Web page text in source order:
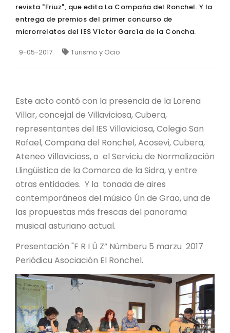
revista "Friuz", que edita La Compaña del Ronchel. Y la
entrega de premios del primer concurso de
microrrelatos del IES Víctor García de la Concha.
9-05-2017 Turismo y Ocio
Este acto contó con la presencia de la Lorena
Villar, concejal de Villaviciosa, Cubera,
representantes del IES Villaviciosa, Colegio San
Rafael, Compaña del Ronchel, Acosevi, Cubera,
Ateneo Villavicioss, o el Serviciu de Normalización
Llingüistica de la Comarca de la Sidra, y entre
otras entidades. Y la tonada de aires
contemporáneos del músico Ún de Grao, una de
las propuestas más frescas del panorama
musical asturiano actual.
Presentación "F R I Ú Z” Númberu 5 marzu 2017
Periódicu Asociación El Ronchel.